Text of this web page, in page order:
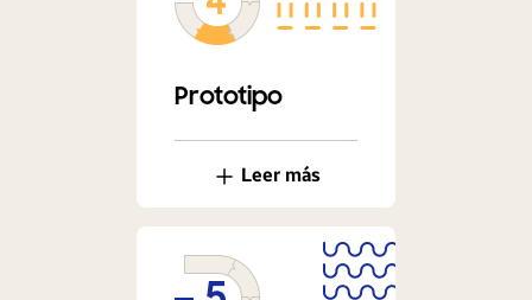
Prototipo
Leer más